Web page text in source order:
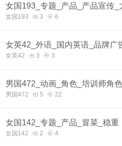
女国193_专题_产品_产品宣传_
女国193 3 6
女英42_外语_国内英语_品牌广
Cloth
女英42 3 3
男国472_动画_角色_培训师角色
男国472 5 22
女国142_专题_产品_冒菜_稳重
女国142 2 4